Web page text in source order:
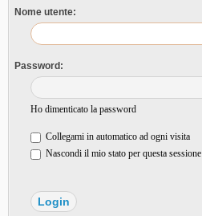
Nome utente:
Password:
Ho dimenticato la password
Collegami in automatico ad ogni visita
Nascondi il mio stato per questa sessione